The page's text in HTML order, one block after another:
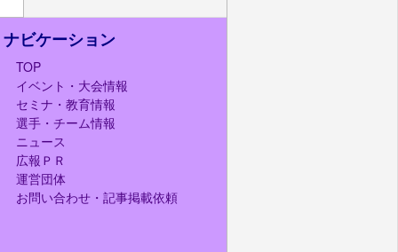
ナビケーション
TOP
イベント・大会情報
セミナ・教育情報
選手・チーム情報
ニュース
広報ＰＲ
運営団体
お問い合わせ・記事掲載依頼